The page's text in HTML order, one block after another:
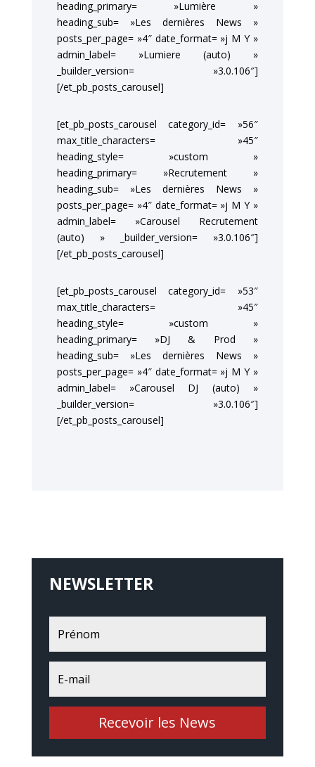
heading_primary= »Lumière »
heading_sub= »Les dernières News »
posts_per_page= »4″ date_format= »j M Y »
admin_label= »Lumiere (auto) »
_builder_version= »3.0.106″]
[/et_pb_posts_carousel]
[et_pb_posts_carousel category_id= »56″
max_title_characters= »45″
heading_style= »custom »
heading_primary= »Recrutement »
heading_sub= »Les dernières News »
posts_per_page= »4″ date_format= »j M Y »
admin_label= »Carousel Recrutement
(auto) » _builder_version= »3.0.106″]
[/et_pb_posts_carousel]
[et_pb_posts_carousel category_id= »53″
max_title_characters= »45″
heading_style= »custom »
heading_primary= »DJ & Prod »
heading_sub= »Les dernières News »
posts_per_page= »4″ date_format= »j M Y »
admin_label= »Carousel DJ (auto) »
_builder_version= »3.0.106″]
[/et_pb_posts_carousel]
NEWSLETTER
Recevoir les News